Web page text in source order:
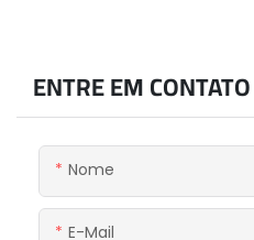
ENTRE EM
Nome
E-Mail